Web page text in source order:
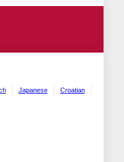
Japanese
Croatian